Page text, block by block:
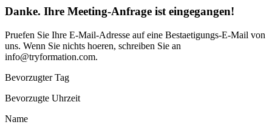
Danke. Ihre Meeting-Anfrage ist eingegangen!
Pruefen Sie Ihre E-Mail-Adresse auf eine Bestaetigungs-E-Mail von
uns. Wenn Sie nichts hoeren, schreiben Sie an
info@tryformation.com.
Bevorzugter Tag
Bevorzugte Uhrzeit
Name